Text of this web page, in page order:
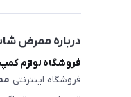
درباره ممرض
فروشگاه لوازم
فروشگاه اینترنتی